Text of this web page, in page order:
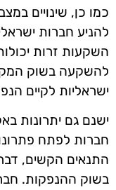
כמו כן, שינויים
להניע חברות
השקעות זרות
להשקעה בשוק
ישראליות לקיים
ישנם גם יתרונות
חברות לפתח
התנאים הקשים,
בשוק ההנפקות.